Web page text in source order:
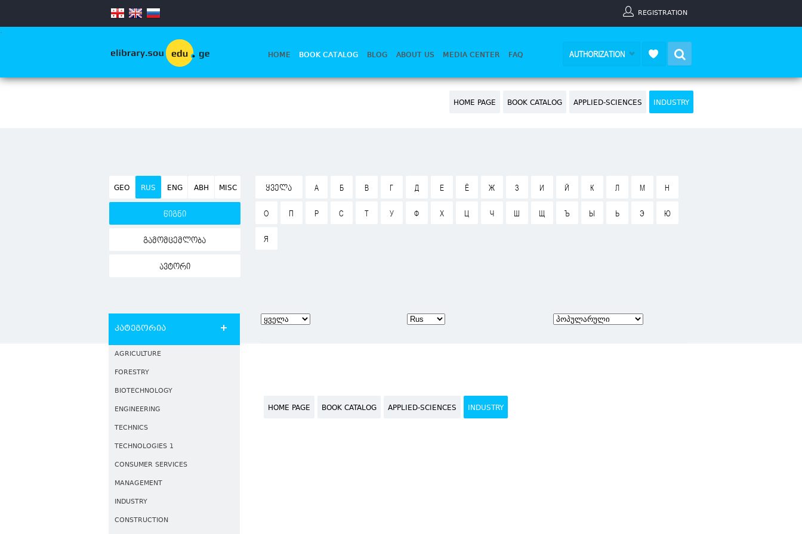
REGISTRATION
.
HOME BOOK CATALOG BLOG ABOUT US MEDIA CENTER FAQ AUTHORIZATION
HOME PAGE BOOK CATALOG APPLIED-SCIENCES INDUSTRY
GEO RUS ENG ABH MISC
წიგნი
გამომცემლობა
ავტორი
ᲧᲕᲔᲚᲐ А Б В Г Д Е Ё Ж З И Й К Л М Н
О П Р С Т У Ф Х Ц Ч Ш Щ Ъ Ы Ь Э Ю
Я
კატეგორია
AGRICULTURE
FORESTRY
BIOTECHNOLOGY
ENGINEERING
TECHNICS
TECHNOLOGIES 1
CONSUMER SERVICES
MANAGEMENT
INDUSTRY
CONSTRUCTION
HOME PAGE BOOK CATALOG APPLIED-SCIENCES INDUSTRY